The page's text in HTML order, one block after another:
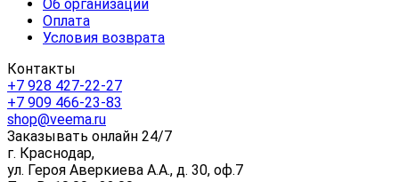
Об организации
Оплата
Условия возврата
Контакты
+7 928 427-22-27
+7 909 466-23-83
shop@veema.ru
Заказывать онлайн 24/7
г. Краснодар,
ул. Героя Аверкиева А.А., д. 30, оф.7